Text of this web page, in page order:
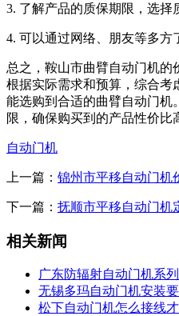
3. 了解产品的质保期限，选择
4. 可以通过网络、朋友等多方
总之，鞍山市曲臂自动门机的
根据实际需求和预算，综合考
能选购到合适的曲臂自动门机
限，确保购买到的产品性价比
自动门机
上一篇： 锦州市平移自动门机
下一篇： 抚顺市平移自动门机
相关新闻
广东防辐射自动门机系
无锡多玛自动门机安装
松下自动门机怎么接线